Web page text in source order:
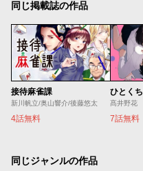
同じ掲載誌の作品
接待麻雀課
新川帆立/奥山響介/後藤悠太
4話無料
ひとく
髙井野花
7話無料
同じジャンルの作品